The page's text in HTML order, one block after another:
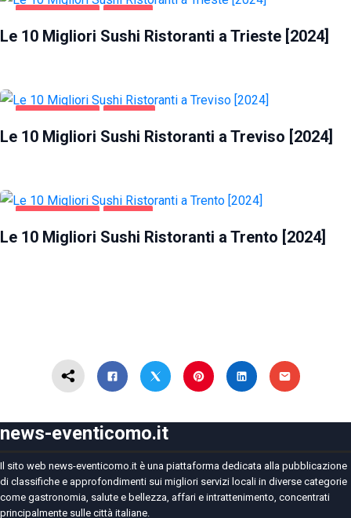
Le 10 Migliori Sushi Ristoranti a Trieste [2024]
Le 10 Migliori Sushi Ristoranti a Treviso [2024]
Le 10 Migliori Sushi Ristoranti a Trento [2024]
news-eventicomo.it
Il sito web news-eventicomo.it è una piattaforma dedicata alla pubblicazione
di classifiche e approfondimenti sui migliori servizi locali in diverse categorie
come gastronomia, salute e bellezza, affari e intrattenimento, concentrati
principalmente sulle città italiane.